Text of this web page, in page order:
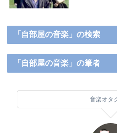
「自部屋の音楽」の検索
「自部屋の音楽」の筆者
音楽オタ